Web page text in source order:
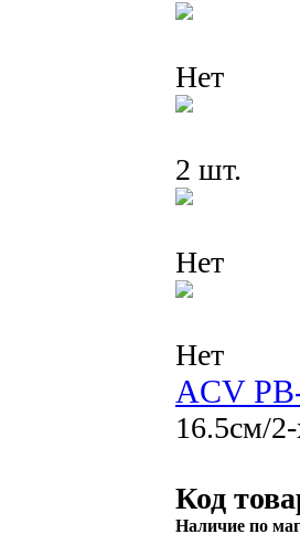
Нет
2 шт.
Нет
Нет
ACV
16.5см/
Код
Наличие по